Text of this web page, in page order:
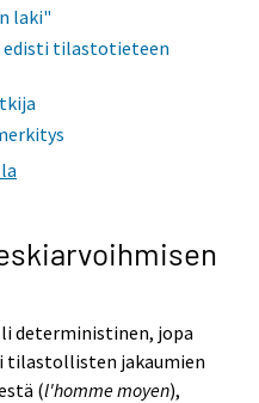
laki"
tilastotieteen
deterministinen, jopa
tilastollisten jakaumien
(l'homme moyen),